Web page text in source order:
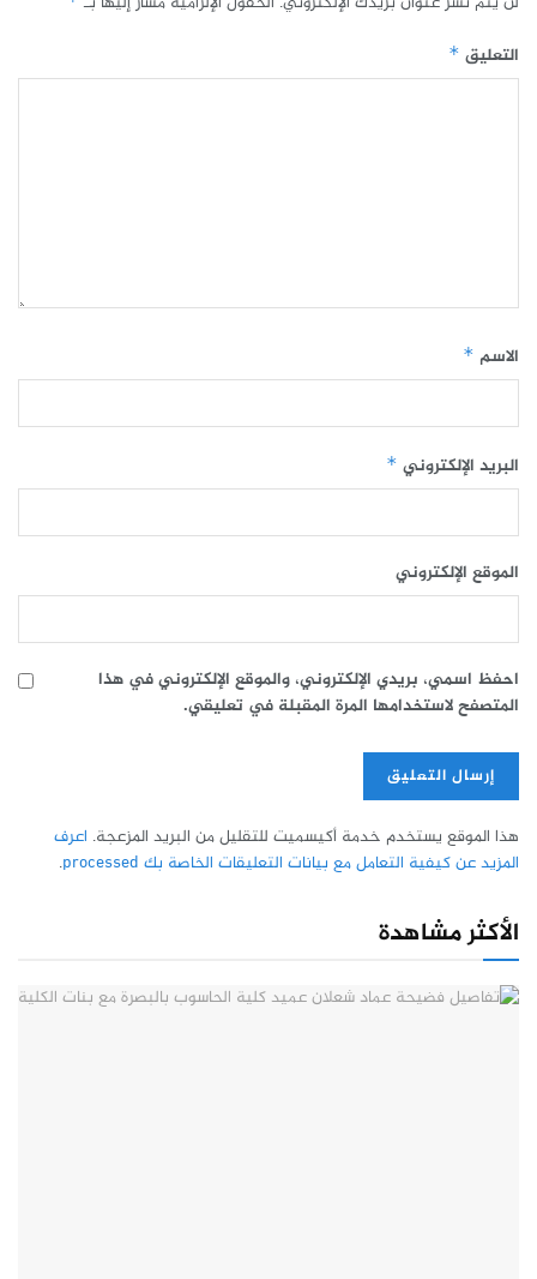
التعليق*
الاسم *
البريد الإلكتروني*
الموقع الإلكتروني
احفظ اسمي، بريدي الإلكتروني، والموقع الإلكتروني في هذا
المتصفح لاستخدامها المرة المقبلة في تعليقي.
هذا الموقع يستخدم خدمة أكيسميت للتقليل من البريد المزعجة. اعرف
المزيد عن كيفية التعامل مع بيانات التعليقات الخاصة بك processed
.
الأكثر مشاهدة